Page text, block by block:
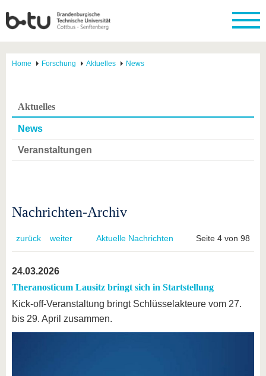
Home Forschung Aktuelles News
Aktuelles
News
Veranstaltungen
Nachrichten-Archiv
zurück weiter Aktuelle Nachrichten Seite 4 von 98
24.03.2026
Theranosticum Lausitz bringt sich in Startstellung
Kick-off-Veranstaltung bringt Schlüsselakteure vom 27.
bis 29. April zusammen.